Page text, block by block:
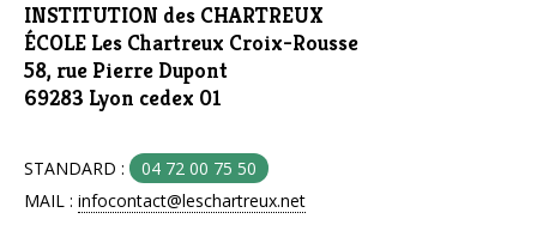
INSTITUTION des CHARTREUX
ÉCOLE Les Chartreux Croix-Rousse
58, rue Pierre Dupont
69283 Lyon cedex 01
STANDARD :
04 72 00 75 50
MAIL : infocontact@leschartreux.net